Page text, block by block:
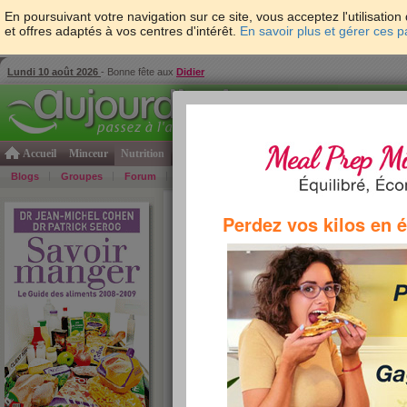
En poursuivant votre navigation sur ce site, vous acceptez
et offres adaptés à vos centres d'intérêt. En savoir plus et gérer ces
Lundi 10 août 2026 - Bonne fête aux Didier
Accueil Minceur Nutrition Psycho & tests Forme & santé
Blogs Groupes Forum Bons Plans
Perdez vos kilos en